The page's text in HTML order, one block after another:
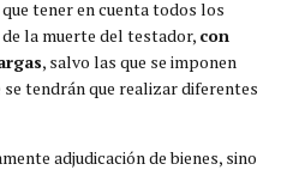
tener en cuenta todos los
de la muerte del testador, con
, salvo las que se imponen
tendrán que realizar diferentes
adjudicación de bienes, sino